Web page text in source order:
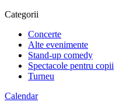
Categorii
Concerte
Alte evenimente
Stand-up comedy
Spectacole pentru copii
Turneu
Calendar